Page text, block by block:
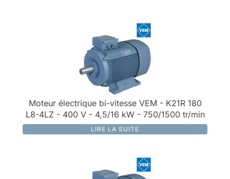
Moteur électrique bi-vitesse VEM - K21R 180
L8-4LZ - 400 V - 4,5/16 kW - 750/1500 tr/min
LIRE LA SUITE